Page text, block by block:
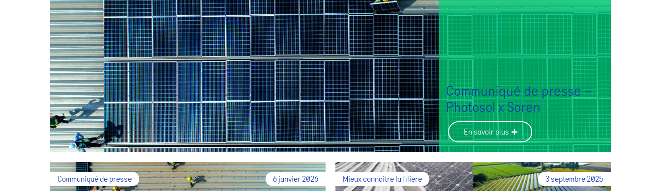
Communiqué de presse –
Photosol x Soren
En savoir plus
6 janvier 2026
Communiqué de presse 3 septembre 2025
Mieux connaitre la filière